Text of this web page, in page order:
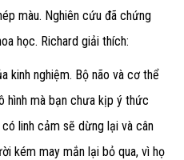
màu. Nghiên cứu đã chứng
học. Richard giải thích:
kinh nghiệm. Bộ não và cơ thể
hình mà bạn chưa kịp ý thức
linh cảm sẽ dừng lại và cân
kém may mắn lại bỏ qua, vì họ